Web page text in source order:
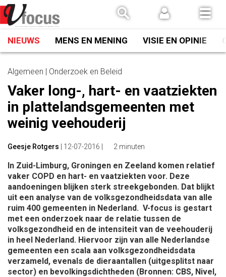
Spring
naar
inhoud
NIEUWS MENS EN MENING VISIE EN OPINIE
Algemeen | Onderzoek en Beleid
Vaker long-, hart- en vaatziekten
in plattelandsgemeenten met
weinig veehouderij
Geesje Rotgers 12-07-2016 2 minuten
In Zuid-Limburg, Groningen en Zeeland komen relatief
vaker COPD en hart- en vaatziekten voor. Deze
aandoeningen blijken sterk streekgebonden. Dat blijkt
uit een analyse van de volksgezondheidsdata van alle
ruim 400 gemeenten in Nederland. V-focus is gestart
met een onderzoek naar de relatie tussen de
volksgezondheid en de intensiteit van de veehouderij
in heel Nederland. Hiervoor zijn van alle Nederlandse
gemeenten een scala aan volksgezondheidsdata
verzameld, evenals de dieraantallen (uitgesplitst naar
sector) en bevolkingsdichtheden (Bronnen: CBS, Nivel,